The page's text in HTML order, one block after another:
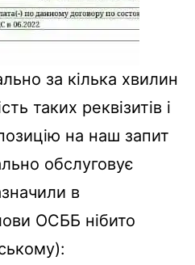
за кілька хвилин
таких реквізитів і
на наш запит
обслуговує
в
ОСББ нібито